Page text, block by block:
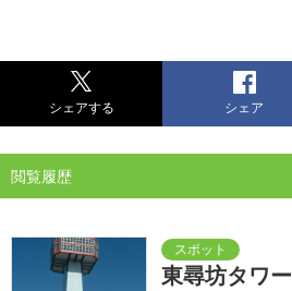
シェアする シェア
閲覧履歴
東尋坊タワー